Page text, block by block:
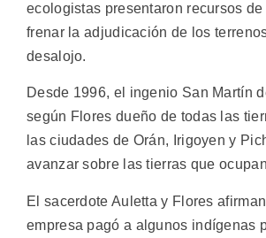
ecologistas presentaron recursos de
frenar la adjudicación de los
desalojo.
Desde 1996, el ingenio San Martín
según Flores dueño de todas las
las ciudades de Orán, Irigoyen y
avanzar sobre las tierras que
El sacerdote Auletta y Flores
empresa pagó a algunos indígenas